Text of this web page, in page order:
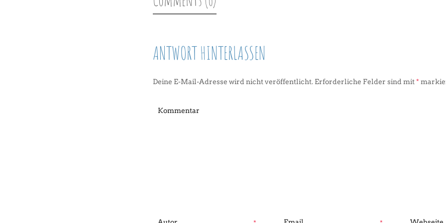
ANTWORT HINTERLASSEN
Deine E-Mail-Adresse wird nicht veröffentlicht. Erforderliche Felder sind mit*